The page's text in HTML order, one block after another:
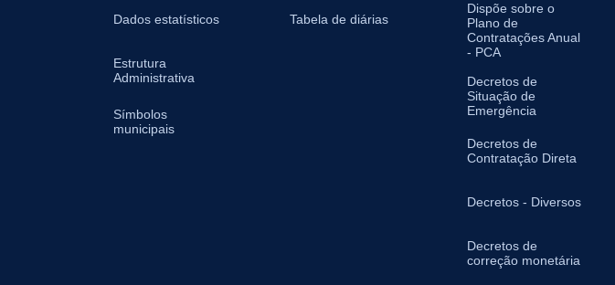
Dados estatísticos
Estrutura
Administrativa
Símbolos
municipais
Tabela de diárias
Dispõe sobre o
Plano de
Contratações Anual
- PCA
Decretos de
Situação de
Emergência
Decretos de
Contratação Direta
Decretos - Diversos
Decretos de
correção monetária